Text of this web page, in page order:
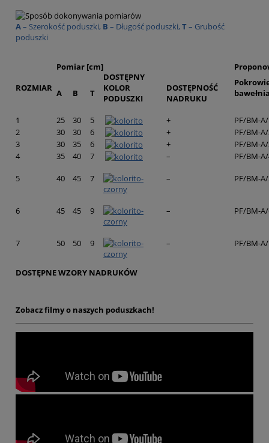
A– Szerokość poduszki, B – Długość poduszki, T– Grubość
poduszki
ROZMIAR
Pomiar [cm]
DOSTĘPNY
KOLOR
PODUSZKI
A B T
DOSTĘPNOŚĆ
NADRUKU
1 25 30 5 +
PF/BM-
2
30 30 6 +
PF/BM-
3
30 35 6 +
PF/BM-
4
35 40 7 – PF/BM-
5 40 45 7 – PF/BM-
6 45 45 9 – PF/BM-
7 50 50 9 – PF/BM-
DOSTĘPNE WZORY NADRUKÓW
Zobacz filmy o naszych poduszkach!